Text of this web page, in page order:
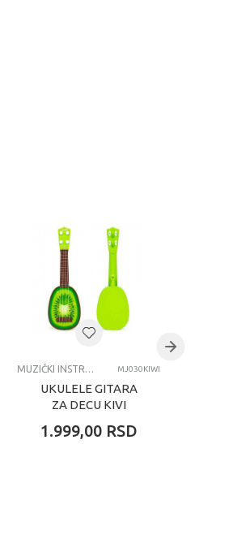
MUZIČKI INSTRUMENTI MJ030KIWI
UKULELE GITARA
ZA DECU KIVI
1.999,00 RSD